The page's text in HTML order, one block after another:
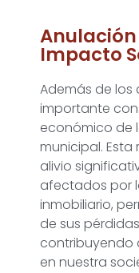
Impacto
Además de los
importante
económico de
municipal.
alivio
afectados por
inmobiliario,
de sus
contribuyendo
en nuestra